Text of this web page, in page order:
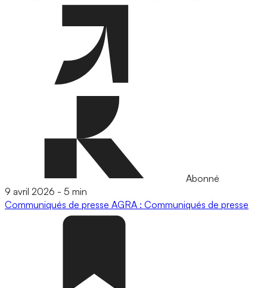
Abonné
9 avril 2026 - 5 min
Communiqués de presse AGRA : Communiqués de presse